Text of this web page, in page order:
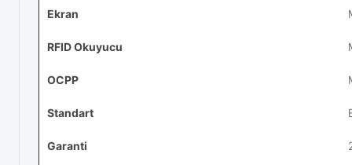
Ekran
RFID Okuyucu
OCPP
Standart
Garanti